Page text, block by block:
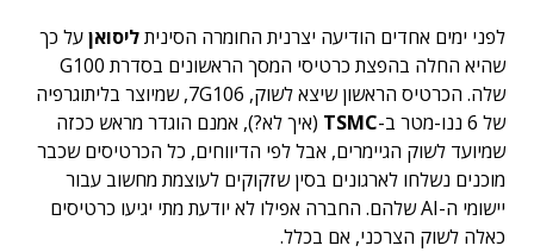
לפני ימים אחדים הודיעה יצרנית החומרה הסיניתליסואןעל כך
שהיא החלה בהפצת כרטיסי המסך הראשונים בסדרת G100
שלה. הכרטיס הראשון שיצא לשוק, 7G106, שמיוצר בליתוגרפיה
של 6 ננו-מטר ב-
TSMC (איך לא?), אמנם הוגדר מראש ככזה
שמיועד לשוק הגיימרים, אבל לפי הדיווחים, כל הכרטיסים שכבר
מוכנים נשלחו לארגונים בסין שזקוקים לעוצמת מחשוב עבור
יישומי ה-AI שלהם. החברה אפילו לא יודעת מתי יגיעו כרטיסים
כאלה לשוק הצרכני, אם בכלל.